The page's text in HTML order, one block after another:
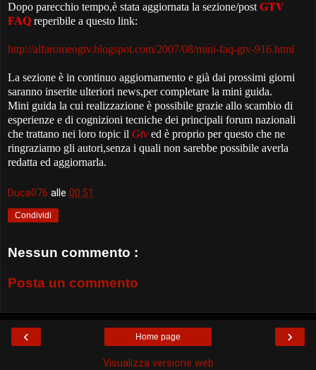
Dopo parecchio tempo,è stata aggiornata la sezione/post GTV
FAQ reperibile a questo link:
http://alfaromeogtv.blogspot.com/2007/08/mini-faq-gtv-916.html
La sezione è in continuo aggiornamento e già dai prossimi giorni
saranno inserite ulteriori news,per completare la mini guida.
Mini guida la cui realizzazione è possibile grazie allo scambio di
esperienze e di cognizioni tecniche dei principali forum nazionali
che trattano nei loro topic il Gtv ed è proprio per questo che ne
ringraziamo gli autori,senza i quali non sarebbe possibile averla
redatta ed aggiornarla.
Duca076 alle 00:51
Condividi
Nessun commento :
Posta un commento
‹ ›
Home page
Visualizza versione web